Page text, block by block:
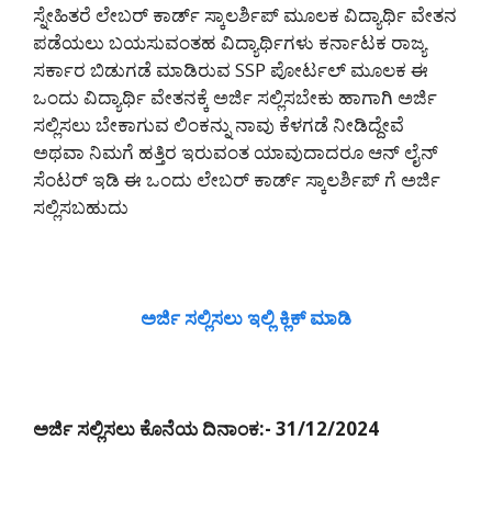
ಸ್ನೇಹಿತರೆ ಲೇಬರ್ ಕಾರ್ಡ್ ಸ್ಕಾಲರ್ಶಿಪ್ ಮೂಲಕ ವಿದ್ಯಾರ್ಥಿ ವೇತನ
ಪಡೆಯಲು ಬಯಸುವಂತಹ ವಿದ್ಯಾರ್ಥಿಗಳು ಕರ್ನಾಟಕ ರಾಜ್ಯ
ಸರ್ಕಾರ ಬಿಡುಗಡೆ ಮಾಡಿರುವ SSP ಪೋರ್ಟಲ್ ಮೂಲಕ ಈ
ಒಂದು ವಿದ್ಯಾರ್ಥಿ ವೇತನಕ್ಕೆ ಅರ್ಜಿ ಸಲ್ಲಿಸಬೇಕು ಹಾಗಾಗಿ ಅರ್ಜಿ
ಸಲ್ಲಿಸಲು ಬೇಕಾಗುವ ಲಿಂಕನ್ನು ನಾವು ಕೆಳಗಡೆ ನೀಡಿದ್ದೇವೆ
ಅಥವಾ ನಿಮಗೆ ಹತ್ತಿರ ಇರುವಂತ ಯಾವುದಾದರೂ ಆನ್ ಲೈನ್
ಸೆಂಟರ್ ಇಡಿ ಈ ಒಂದು ಲೇಬರ್ ಕಾರ್ಡ್ ಸ್ಕಾಲರ್ಶಿಪ್ ಗೆ ಅರ್ಜಿ
ಸಲ್ಲಿಸಬಹುದು
ಅರ್ಜಿ ಸಲ್ಲಿಸಲು ಇಲ್ಲಿ ಕ್ಲಿಕ್ ಮಾಡಿ
ಅರ್ಜಿ ಸಲ್ಲಿಸಲು ಕೊನೆಯ ದಿನಾಂಕ:- 31/12/2024